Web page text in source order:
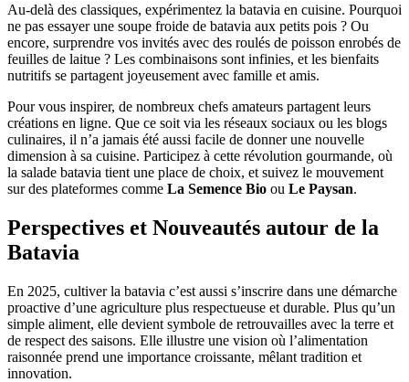
Au-delà des classiques, expérimentez la batavia en cuisine. Pourquoi
ne pas essayer une soupe froide de batavia aux petits pois ? Ou
encore, surprendre vos invités avec des roulés de poisson enrobés de
feuilles de laitue ? Les combinaisons sont infinies, et les bienfaits
nutritifs se partagent joyeusement avec famille et amis.
Pour vous inspirer, de nombreux chefs amateurs partagent leurs
créations en ligne. Que ce soit via les réseaux sociaux ou les blogs
culinaires, il n’a jamais été aussi facile de donner une nouvelle
dimension à sa cuisine. Participez à cette révolution gourmande, où
la salade batavia tient une place de choix, et suivez le mouvement
sur des plateformes comme La Semence Bio ou Le Paysan.
Perspectives et Nouveautés autour de la
Batavia
En 2025, cultiver la batavia c’est aussi s’inscrire dans une démarche
proactive d’une agriculture plus respectueuse et durable. Plus qu’un
simple aliment, elle devient symbole de retrouvailles avec la terre et
de respect des saisons. Elle illustre une vision où l’alimentation
raisonnée prend une importance croissante, mêlant tradition et
innovation.